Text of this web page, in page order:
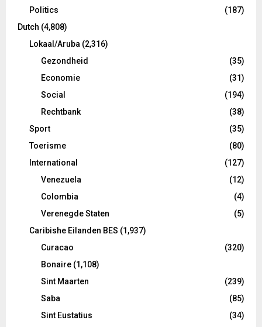
Politics
(187)
Dutch (4,808)
Lokaal/Aruba (2,316)
Gezondheid
(35)
Economie
(31)
Social
(194)
Rechtbank
(38)
Sport
(35)
Toerisme
(80)
International
(127)
Venezuela
(12)
Colombia
(4)
Verenegde Staten
(5)
Caribishe Eilanden BES (1,937)
Curacao
(320)
Bonaire (1,108)
Sint Maarten
(239)
Saba
(85)
Sint Eustatius
(34)